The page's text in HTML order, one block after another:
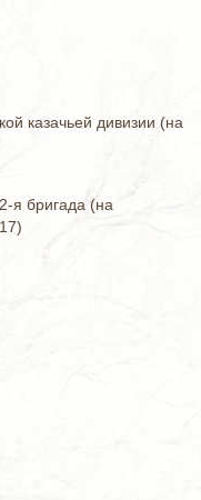
казачьей дивизии (на
я бригада (на